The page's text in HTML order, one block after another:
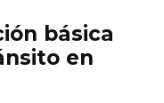
básica
en